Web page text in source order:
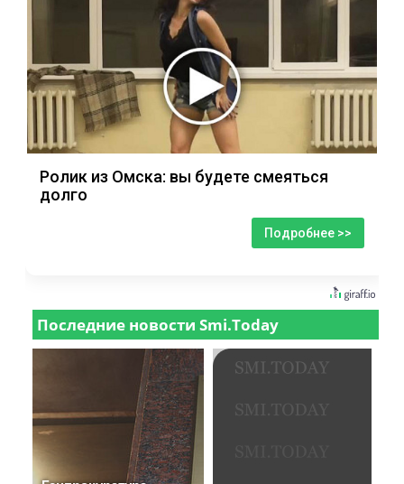
Ролик из Омска: вы будете смеяться
долго
Подробнее >>